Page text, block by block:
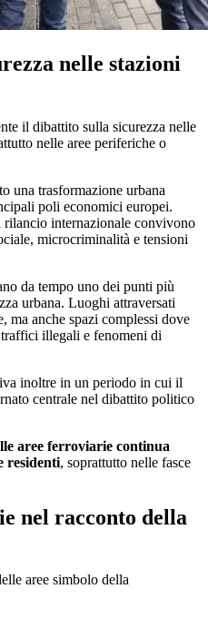
nelle stazioni
il dibattito sulla sicurezza nelle
nelle aree periferiche o
una trasformazione urbana
poli economici europei.
rilancio internazionale convivono
microcriminalità e tensioni
da tempo uno dei punti più
urbana. Luoghi attraversati
ma anche spazi complessi dove
illegali e fenomeni di
inoltre in un periodo in cui il
centrale nel dibattito politico
aree ferroviarie continua
residenti, soprattutto nelle fasce
nel racconto della
aree simbolo della